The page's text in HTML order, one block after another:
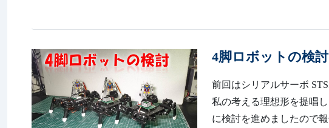
4脚ロボットの検討
前回はシリアルサーボ
私の考える理想形を提唱し
に検討を進めましたので